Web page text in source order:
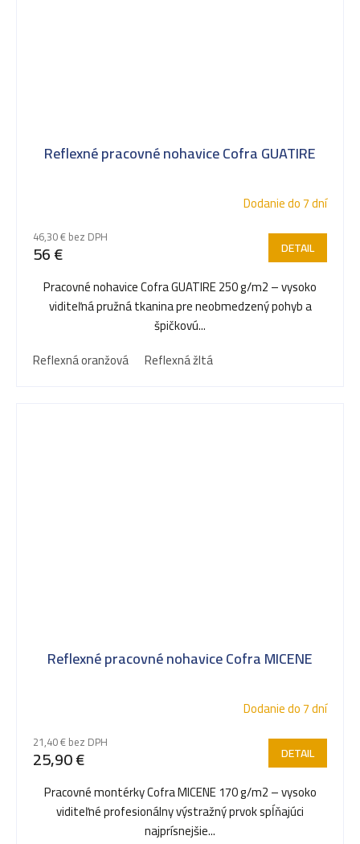
Reflexné pracovné nohavice Cofra GUATIRE
Dodanie do 7 dní
46,30 € bez DPH
56 € DETAIL
Pracovné nohavice Cofra GUATIRE 250 g/m2 – vysoko
viditeľná pružná tkanina pre neobmedzený pohyb a
špičkovú...
Reflexná oranžová
Reflexná žltá
Reflexné pracovné nohavice Cofra MICENE
Dodanie do 7 dní
21,40 € bez DPH
25,90 € DETAIL
Pracovné montérky Cofra MICENE 170 g/m2 – vysoko
viditeľné profesionálny výstražný prvok spĺňajúci
najprísnejšie...